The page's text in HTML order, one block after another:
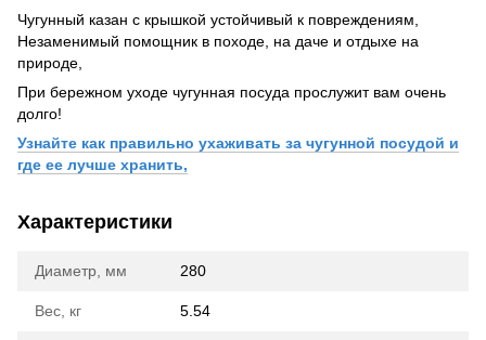
Чугунный казан с крышкой устойчивый к повреждениям,
Незаменимый помощник в походе, на даче и отдыхе на
природе,
При бережном уходе чугунная посуда прослужит вам очень
долго!
Узнайте как правильно ухаживать за чугунной посудой и
где ее лучше хранить,
Характеристики
Диаметр, мм 280
Вес, кг 5.54